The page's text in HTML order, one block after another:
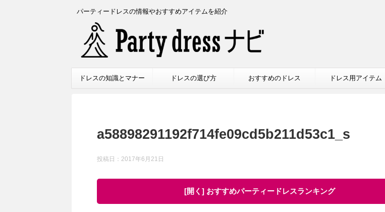
パーティードレスの情報やおすすめアイテムを紹介
ドレスの知識とマナー ドレスの選び方 おすすめのドレス ドレス用アイテム
a58898291192f714fe09cd5b211d53c1_s
投稿日： 2017年6月21日
[開く] おすすめパーティードレスランキング